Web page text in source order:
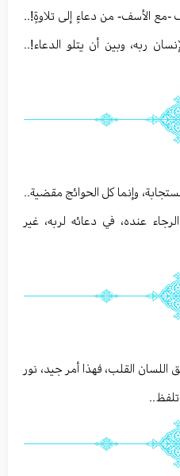
-مع الأسف- من دعاءٍ إلى تلاوةٍ!..
ربه، وبين أن يتلو الدعاء!..
وإنما كل الحوائج مقضية..
عنده، في دعائه لربه، غير
اللسان القلب، فهذا أمر جيد، نور
تلفظ..